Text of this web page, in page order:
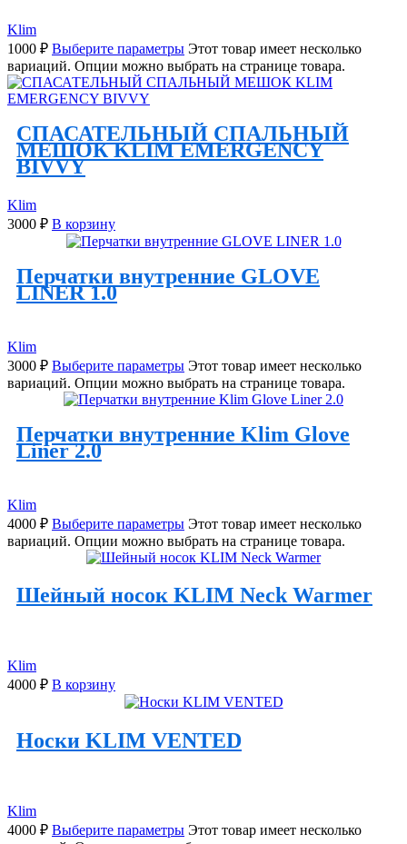
Klim
1000 ₽ Выберите параметры Этот товар имеет несколько
вариаций. Опции можно выбрать на странице товара.
СПАСАТЕЛЬНЫЙ СПАЛЬНЫЙ
МЕШОК KLIM EMERGENCY
BIVVY
Klim
3000 ₽ В корзину
Перчатки внутренние GLOVE
LINER 1.0
Klim
3000 ₽ Выберите параметры Этот товар имеет несколько
вариаций. Опции можно выбрать на странице товара.
Перчатки внутренние Klim Glove
Liner 2.0
Klim
4000 ₽ Выберите параметры Этот товар имеет несколько
вариаций. Опции можно выбрать на странице товара.
Шейный носок KLIM Neck Warmer
Klim
4000 ₽ В корзину
Носки KLIM VENTED
Klim
4000 ₽ Выберите параметры Этот товар имеет несколько